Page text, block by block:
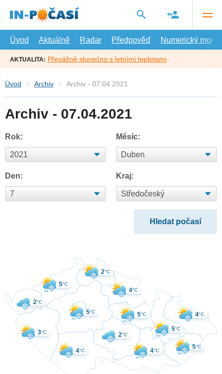
hlavní
Úvod
Aktuálně Radar Předpověď Numerický model
AKTUALITA: Převážně slunečno s letními teplotami
Úvod Archiv Archiv - 07.04.2021
Archiv - 07.04.2021
Rok: Měsíc:
Den: Kraj:
4°C 4°C
2°C
4°C
2°C
4°C
5°C
5°C
3°C
5°C
5°C
2°C
5°C